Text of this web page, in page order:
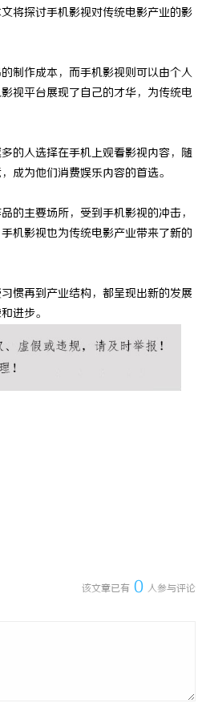
将探讨手机影视对传统电影产业的影
制作成本，而手机影视则可以由个人
视平台展现了自己的才华，为传统电
的人选择在手机上观看影视内容，随
成为他们消费娱乐内容的首选。
的主要场所，受到手机影视的冲击，
机影视也为传统电影产业带来了新的
惯再到产业结构，都呈现出新的发展
进步。
该文章已有 0 人参与评论
症患者口干眼燥熬多年，一个周期缓过